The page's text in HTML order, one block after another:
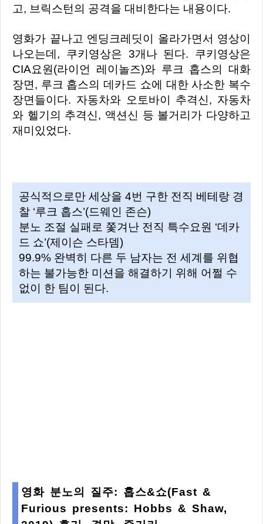
고, 브릭스턴의 공격을 대비한다는 내용이다.
영화가 끝나고 엔딩크레딧이 올라가면서 영상이
나오는데, 쿠키영상은 3개나 된다. 쿠키영상은
CIA요원(라이언 레이놀즈)와 루크 홉스의 대화
장면, 루크 홉스의 데카드 쇼에 대한 사소한 복수
장면들이다. 자동차와 오토바이 추격신, 자동차
와 헬기의 추격신, 액션신 등 볼거리가 다양하고
재미있었다.
공식적으로만 세상을 4번 구한 전직 베테랑 경
찰 ‘루크 홉스’(드웨인 존슨)
분노 조절 실패로 쫓겨난 전직 특수요원 ‘데카
드 쇼’(제이슨 스타뎀)
99.9% 완벽히 다른 두 남자는 전 세계를 위협
하는 불가능한 미션을 해결하기 위해 어쩔 수
없이 한 팀이 된다.
영화 분노의 질주: 홉스&쇼(Fast &
Furious presents: Hobbs & Shaw,